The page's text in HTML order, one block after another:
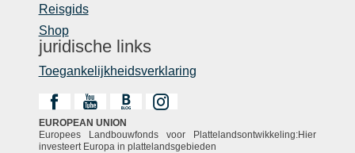
Reisgids
Shop
juridische links
Toegankelijkheidsverklaring
EUROPEAN UNION
Europees Landbouwfonds voor Plattelandsontwikkeling:Hier
investeert Europa in plattelandsgebieden